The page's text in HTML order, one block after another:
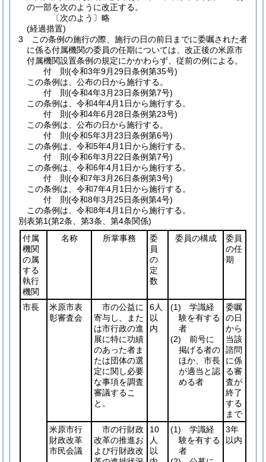
の一部を次のように改正する。
〔次のよう〕略
(経過措置)
3
この条例の施行の際、施行の日の前日までに委嘱された者
に係る付属機関の委員の任期については、改正後の米原市
付属機関設置条例の規定にかかわらず、従前の例による。
付 則(令和3年9月29日条例第35号)
この条例は、公布の日から施行する。
付 則(令和4年3月23日条例第7号)
この条例は、令和4年4月1日から施行する。
付 則(令和4年6月28日条例第23号)
この条例は、公布の日から施行する。
付 則(令和5年3月23日条例第6号)
この条例は、令和5年4月1日から施行する。
付 則(令和6年3月22日条例第7号)
この条例は、令和6年4月1日から施行する。
付 則(令和7年3月26日条例第3号)
この条例は、令和7年4月1日から施行する。
付 則(令和8年3月25日条例第4号)
この条例は、令和8年4月1日から施行する。
別表第1(第2条、第3条、第4条関係)
付属
機関
の属
する
執行
機関
名称 所掌事務
委
員
の
定
数
委員の構成
委員
の任
期
市長
米原市表
彰審査会
市の公益に
寄与し、また
は市行政の進
展に特に功績
のあった者ま
たは団体の選
定に関し必要
な事項を調査
審議するこ
と。
6人
以
内
(1) 学識経
験を有する
者
(2) 前号に
掲げる者の
ほか、市長
が適当と認
める者
委嘱
の日
から
当該
諮問
に係
る審
査が
終了
する
まで
米原市行
財政改革
市民会議
市の行財政
改革の推進お
よび行財政改
10
人
以
(1) 学識経
験を有する
者
3年
以内